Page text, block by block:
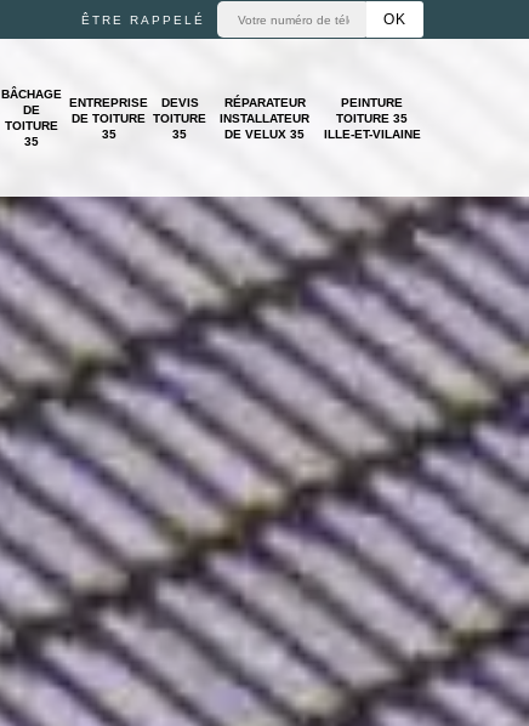
ÊTRE RAPPELÉ
BÂCHAGE
DE
TOITURE
35
ENTREPRISE
DE TOITURE
35
DEVIS
TOITURE
35
RÉPARATEUR
INSTALLATEUR
DE VELUX 35
PEINTURE
TOITURE 35
ILLE-ET-VILAINE